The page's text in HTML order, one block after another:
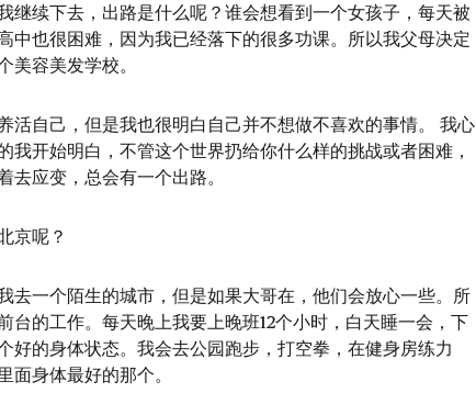
继续下去，出路是什么呢？谁会想看到一个女孩子，每天被
中也很困难，因为我已经落下的很多功课。所以我父母决定
美容美发学校。
活自己，但是我也很明白自己并不想做不喜欢的事情。 我心
我开始明白，不管这个世界扔给你什么样的挑战或者困难，
应变，总会有一个出路。
京呢？
去一个陌生的城市，但是如果大哥在，他们会放心一些。所
台的工作。每天晚上我要上晚班12个小时，白天睡一会，下
好的身体状态。我会去公园跑步，打空拳，在健身房练力
面身体最好的那个。